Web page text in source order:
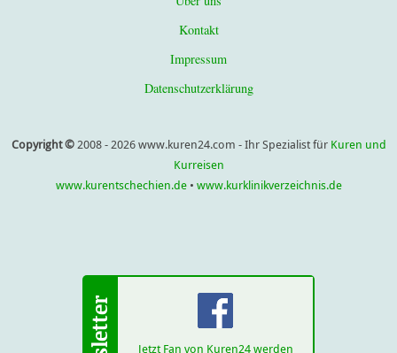
Kontakt
Impressum
Datenschutzerklärung
Copyright ©2008 - 2026 www.kuren24.com - Ihr Spezialist für Kuren und
Kurreisen
www.kurentschechien.de• www.kurklinikverzeichnis.de
Jetzt Fan von Kuren24 werden